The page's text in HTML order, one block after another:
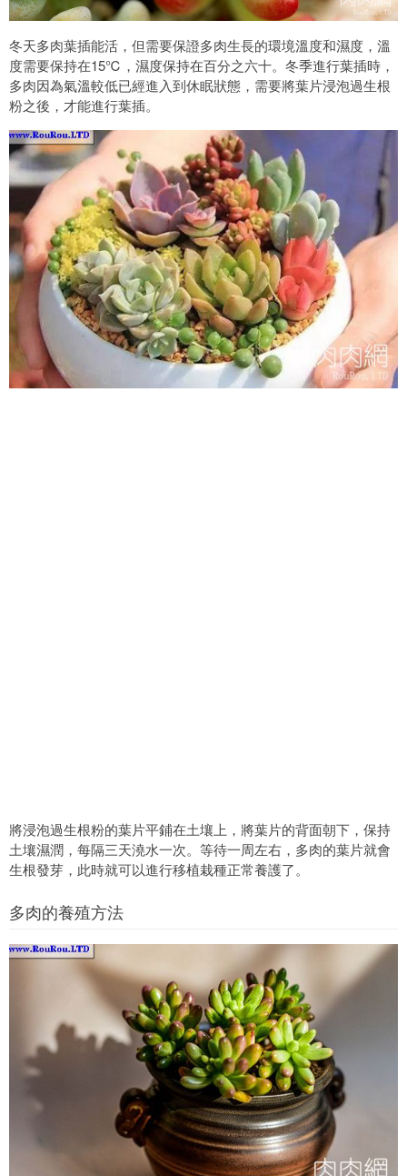
冬天多肉葉插能活，但需要保證多肉生長的環境溫度和濕度，溫
度需要保持在15℃，濕度保持在百分之六十。冬季進行葉插時，
多肉因為氣溫較低已經進入到休眠狀態，需要將葉片浸泡過生根
粉之後，才能進行葉插。
將浸泡過生根粉的葉片平鋪在土壤上，將葉片的背面朝下，保持
土壤濕潤，每隔三天澆水一次。等待一周左右，多肉的葉片就會
生根發芽，此時就可以進行移植栽種正常養護了。
多肉的養殖方法